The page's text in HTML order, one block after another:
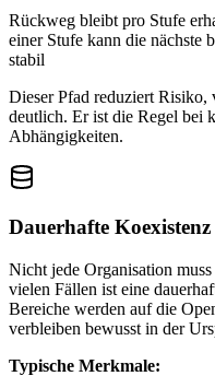
Rückweg bleibt pro Stufe
einer Stufe kann die nächste
stabil
Dieser Pfad reduziert Risiko,
deutlich. Er ist die Regel bei
Abhängigkeiten.
Dauerhafte
Nicht jede Organisation
vielen Fällen ist eine
Bereiche werden auf die
verbleiben bewusst in der
Typische Merkmale: